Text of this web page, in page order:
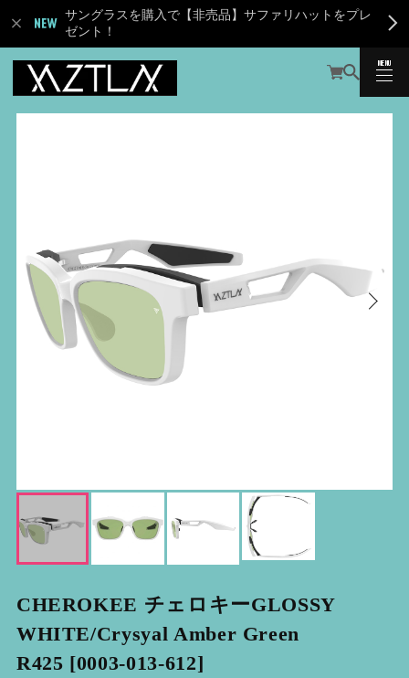
サングラスを購入で【非売品】サファリハットをプレ
ゼント！
MENU
CLOSE
CHEROKEE チェロキーGLOSSY
WHITE/Crysyal Amber Green
R425 [0003-013-612]